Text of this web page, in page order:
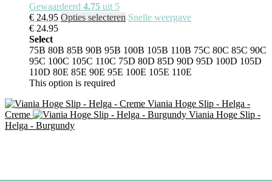
Gewaardeerd 4.75 uit 5
€ 24.95 Opties selecteren Snelle weergave
€ 24.95
Select
75B 80B 85B 90B 95B 100B 105B 110B 75C 80C 85C 90C
95C 100C 105C 110C 75D 80D 85D 90D 95D 100D 105D
110D 80E 85E 90E 95E 100E 105E 110E
This option is required
Viania Hoge Slip - Helga -
Creme
Viania Hoge Slip -
Helga - Burgundy